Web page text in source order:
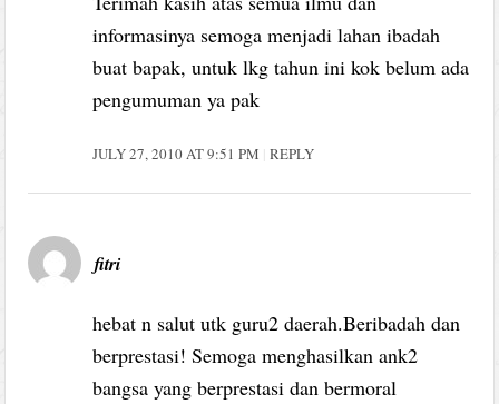
informasinya semoga menjadi lahan ibadah
buat bapak, untuk lkg tahun ini kok belum ada
pengumuman ya pak
JULY 27, 2010 AT 9:51 PM REPLY
fitri
hebat n salut utk guru2 daerah.Beribadah dan
berprestasi! Semoga menghasilkan ank2
bangsa yang berprestasi dan bermoral